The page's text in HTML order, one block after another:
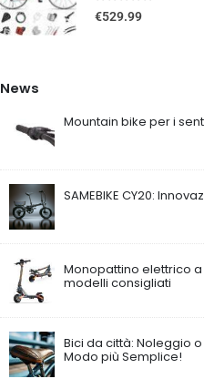
0out of 5
€529.99
News
Mountain bike per i
SAMEBIKE CY20:
Monopattino elettrico
modelli consigliati
Bici da città: Noleggio
Modo più Semplice!